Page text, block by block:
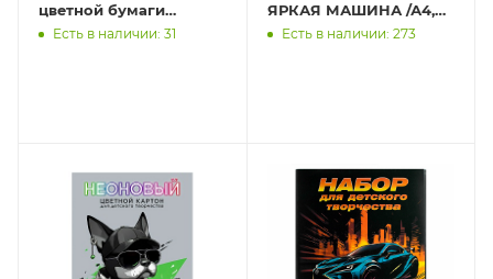
цветной бумаги
Мелованной 18л
Есть в наличии: 31
ЯРКАЯ МАШИНА /А4,
папка с клапанами, 8 л,
Есть в наличии: 273